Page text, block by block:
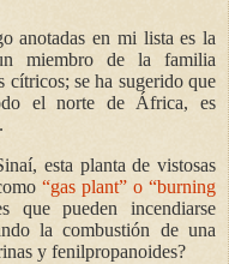
anotadas en mi lista es la
miembro de la familia
cítricos; se ha sugerido que
el norte de África, es
esta planta de vistosas
“gas plant” o “burning
que pueden incendiarse
la combustión de una
y fenilpropanoides?